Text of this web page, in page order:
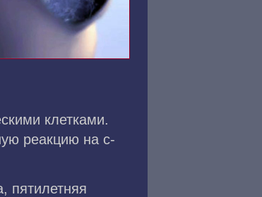
клетками.
реакцию на c-
пятилетняя